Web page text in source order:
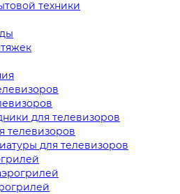
техники
для телевизоров
телевизоров
для телевизоров